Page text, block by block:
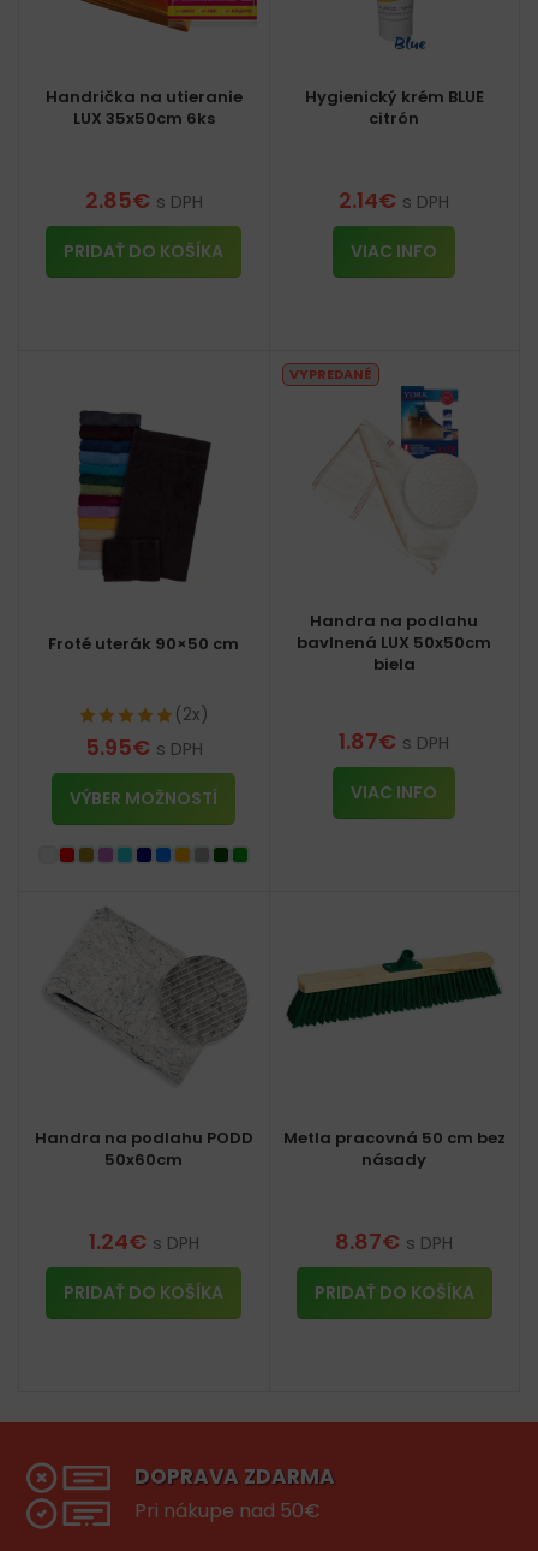
Handrička na utieranie
LUX 35x50cm 6ks
2.85€ s DPH
PRIDAŤ DO KOŠÍKA
Hygienický krém BLUE
citrón
2.14€ s DPH
VIAC INFO
Froté uterák 90×50 cm
(2x)
5.95€ s DPH
VÝBER MOŽNOSTÍ
VYPREDANÉ
Handra na podlahu
bavlnená LUX 50x50cm
biela
1.87€ s DPH
VIAC INFO
Handra na podlahu PODD
50x60cm
1.24€ s DPH
PRIDAŤ DO KOŠÍKA
Metla pracovná 50 cm bez
násady
8.87€ s DPH
PRIDAŤ DO KOŠÍKA
DOPRAVA ZDARMA
Pri nákupe nad 50€